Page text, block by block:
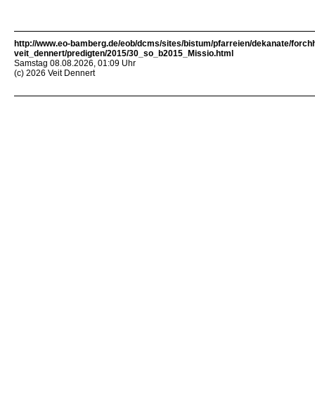
http://www.eo-bamberg.de/eob/dcms/sites/bistum/pfarreien/dekanate/
veit_dennert/predigten/2015/30_so_b2015_Missio.html
Samstag 08.08.2026, 01:09 Uhr
(c) 2026 Veit Dennert